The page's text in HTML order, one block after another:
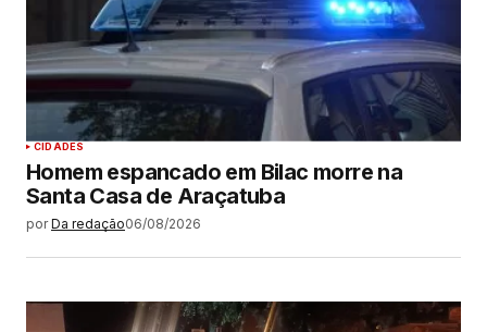
CIDADES
Homem espancado em Bilac morre na
Santa Casa de Araçatuba
por Da redação06/08/2026